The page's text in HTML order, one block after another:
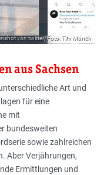
von twitter/Foto: Tim Mönch
aus Sachsen
Art und
für eine
mit
bundesweiten
sowie zahlreichen
Aber Verjährungen,
Ermittlungen und